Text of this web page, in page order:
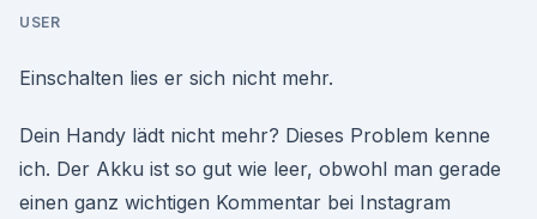
USER
Einschalten lies er sich nicht mehr.
Dein Handy lädt nicht mehr? Dieses Problem kenne
ich. Der Akku ist so gut wie leer, obwohl man gerade
einen ganz wichtigen Kommentar bei Instagram